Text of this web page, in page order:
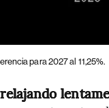
para 2027 al 11,25%.